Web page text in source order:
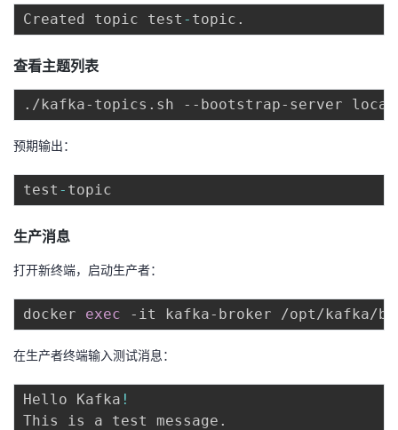
Created topic test - topic .
查看主题列表
预期输出：
test -
生产消息
打开新终端，启动生产者：
docker exec
在生产者终端输入测试消息：
Hello Kafka !
This is a test message .